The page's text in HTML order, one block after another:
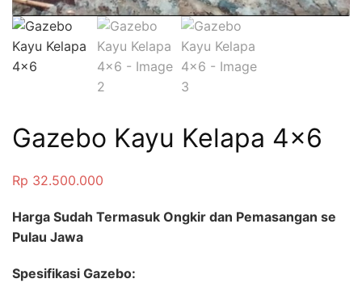
Gazebo Kayu Kelapa 4×6
Rp 32.500.000
Harga Sudah Termasuk Ongkir dan Pemasangan se
Pulau Jawa
Spesifikasi Gazebo: